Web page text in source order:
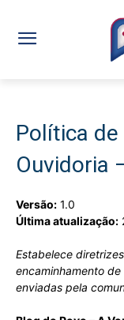
Política de
Ouvidoria
Versão: 1.0
Última atualização:
Estabelece
encaminhamento
enviadas pela